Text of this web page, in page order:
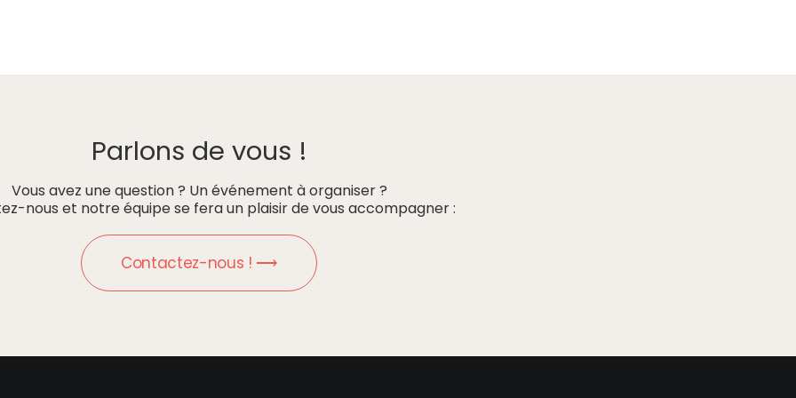
Parlons de vous !
Vous avez une question ? Un événement à organiser ?
nous et notre équipe se fera un plaisir de vous accompagner :
Contactez-nous ! ⟶